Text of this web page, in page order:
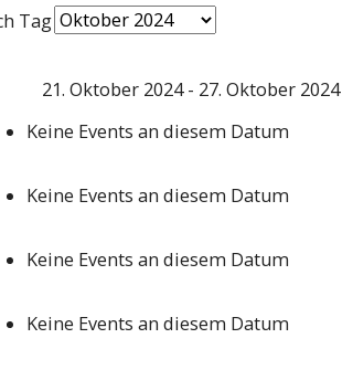
21. Oktober 2024 - 27. Oktober 2024
Keine Events an diesem Datum
Keine Events an diesem Datum
Keine Events an diesem Datum
Keine Events an diesem Datum